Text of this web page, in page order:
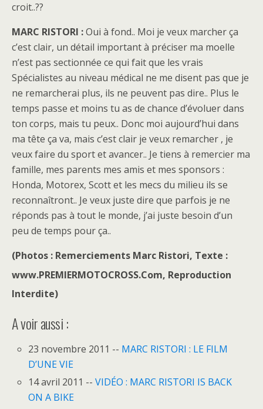
croit..??
MARC RISTORI :Oui à fond.. Moi je veux marcher ça
c’est clair, un détail important à préciser ma moelle
n’est pas sectionnée ce qui fait que les vrais
Spécialistes au niveau médical ne me disent pas que je
ne remarcherai plus, ils ne peuvent pas dire.. Plus le
temps passe et moins tu as de chance d’évoluer dans
ton corps, mais tu peux.. Donc moi aujourd’hui dans
ma tête ça va, mais c’est clair je veux remarcher , je
veux faire du sport et avancer.. Je tiens à remercier ma
famille, mes parents mes amis et mes sponsors :
Honda, Motorex, Scott et les mecs du milieu ils se
reconnaîtront.. Je veux juste dire que parfois je ne
réponds pas à tout le monde, j’ai juste besoin d’un
peu de temps pour ça..
(Photos : Remerciements Marc Ristori, Texte :
www.PREMIERMOTOCROSS.Com, Reproduction
Interdite)
A voir aussi :
23 novembre 2011 -- MARC RISTORI : LE FILM
D’UNE VIE
14 avril 2011 --VIDÉO : MARC RISTORI IS BACK
ON A BIKE